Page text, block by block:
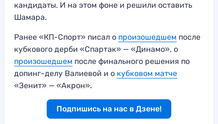
кандидаты. И на этом фоне и решили оставить
Шамара.
Ранее «КП-Спорт» писал о произошедшем после
кубкового дерби «Спартак» — «Динамо», о
произошедшем после финального решения по
допинг-делу Валиевой и о кубковом матче
«Зенит» — «Акрон».
Подпишись на нас в Дзене!